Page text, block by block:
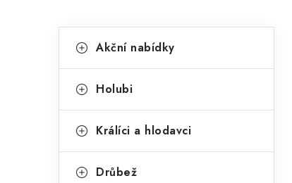
o
t
r
kategorie
a
e
o
Akční nabídky
Holubi
Králíci a hlodavci
Drůbež